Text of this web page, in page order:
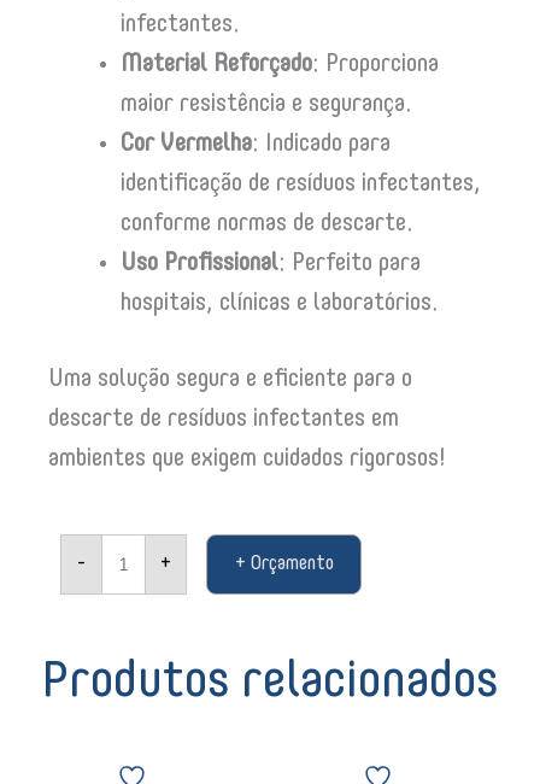
infectantes.
Material Reforçado: Proporciona
maior resistência e segurança.
Cor Vermelha: Indicado para
identificação de resíduos infectantes,
conforme normas de descarte.
Uso Profissional: Perfeito para
hospitais, clínicas e laboratórios.
Uma solução segura e eficiente para o
descarte de resíduos infectantes em
ambientes que exigem cuidados rigorosos!
-
Infectante
100L
Reforçado
11116
+ + Orçamento
Produtos relacionados